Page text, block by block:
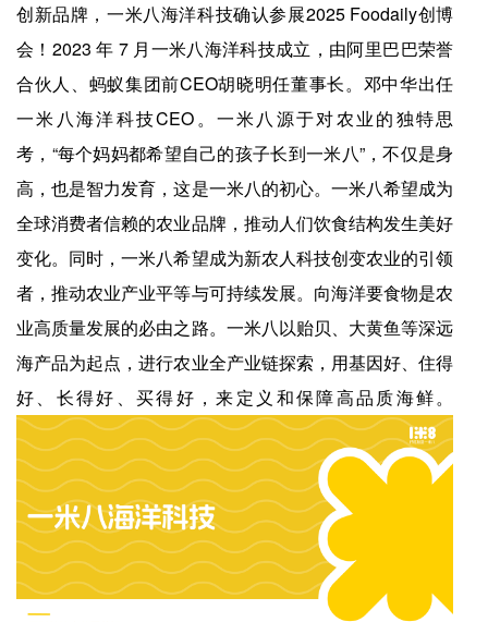
创新品牌，一米八海洋科技确认参展2025 Foodaily创博
会！2023 年 7 月一米八海洋科技成立，由阿里巴巴荣誉
合伙人、蚂蚁集团前CEO胡晓明任董事长。邓中华出任
一米八海洋科技CEO。一米八源于对农业的独特思
考，“每个妈妈都希望自己的孩子长到一米八”，不仅是身
高，也是智力发育，这是一米八的初心。一米八希望成为
全球消费者信赖的农业品牌，推动人们饮食结构发生美好
变化。同时，一米八希望成为新农人科技创变农业的引领
者，推动农业产业平等与可持续发展。向海洋要食物是农
业高质量发展的必由之路。一米八以贻贝、大黄鱼等深远
海产品为起点，进行农业全产业链探索，用基因好、住得
好、长得好、买得好，来定义和保障高品质海鲜。